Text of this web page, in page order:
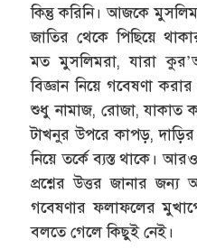
কিন্তু করিনি। আজকে
জাতির থেকে পিছিয়ে
মত মুসলিমরা, যারা
বিজ্ঞান নিয়ে গবেষণা
শুধু নামাজ, রোজা, যাকাত
টাখনুর উপরে কাপড়,
নিয়ে তর্কে ব্যস্ত থাকে।
প্রশ্নের উত্তর জানার জন্য
গবেষণার ফলাফলের
বলতে গেলে কিছুই নেই।